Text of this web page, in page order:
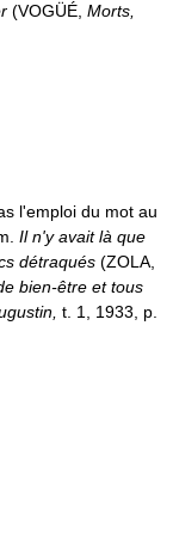
(VOGÜÉ, Morts,
l'emploi du mot au
Il n'y avait là que
détraqués (ZOLA,
bien-être et tous
t. 1, 1933, p.